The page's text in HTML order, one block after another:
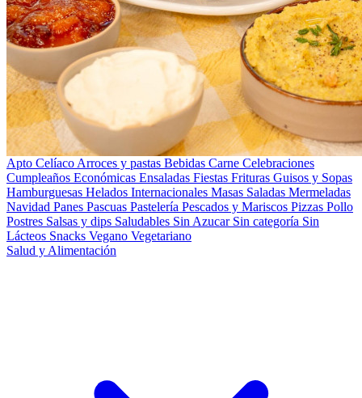
Apto Celíaco Arroces y pastas Bebidas Carne Celebraciones
Cumpleaños Económicas Ensaladas Fiestas Frituras Guisos y Sopas
Hamburguesas Helados Internacionales Masas Saladas Mermeladas
Navidad Panes Pascuas Pastelería Pescados y Mariscos Pizzas Pollo
Postres Salsas y dips Saludables Sin Azucar Sin categoría Sin
Lácteos Snacks Vegano Vegetariano
Salud y Alimentación